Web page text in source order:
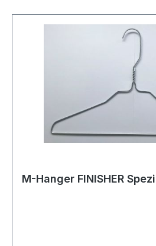
M-Hanger FINISHER